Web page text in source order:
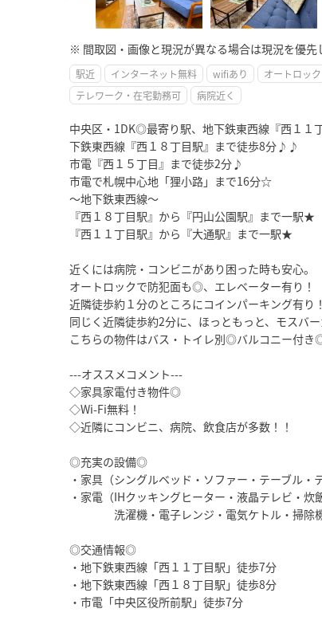
※ 間取図・画像と現況が異なる場合は現況を優先
駅近 インターネット無料 wifiあり オートロック
テレワーク・在宅勤務可
病院近く
中央区・1DK◎最寄り駅、地下鉄東西線『西１
下鉄東西線『西１８丁目駅』まで徒歩8分♪♪
市電『西１５丁目』まで徒歩2分♪
市電で札幌中心地「狸小路」まで16分☆
～地下鉄東西線～
『西１８丁目駅』から『円山公園駅』まで一駅★
『西１１丁目駅』から『大通駅』まで一駅★
近くには病院・コンビニがあり困った時も安心。
オートロックで防犯面も◎、エレベーター有り！
近隣徒歩約１分のところにコインパーキング有り！
同じく近隣徒歩約2分に、ほっともっと、モスバー
こちらの物件はバス・トイレ別◎バルコニー付
---オススメコメント---
◇家具家電付き物件◎
◇Wi-Fi無料！
◇近隣にコンビニ、病院、飲食店が多数！！
◎充実の設備◎
・家具（シングルベッド・ソファー・テーブル
・家電（IHクッキングヒーター・液晶テレビ・炊
洗濯機・電子レンジ・電気ケトル・掃除機
◎交通情報◎
・地下鉄東西線「西１１丁目駅」徒歩7分
・地下鉄東西線「西１８丁目駅」徒歩8分
・市電「中央区役所前駅」徒歩7分